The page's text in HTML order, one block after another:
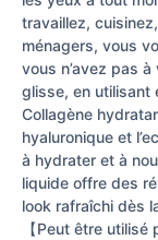
travaillez,
ménagers, vous
vous n’avez pas
glisse, en utilisant
Collagène
hyaluronique et
à hydrater et à
liquide offre des
look rafraîchi dès
【Peut être